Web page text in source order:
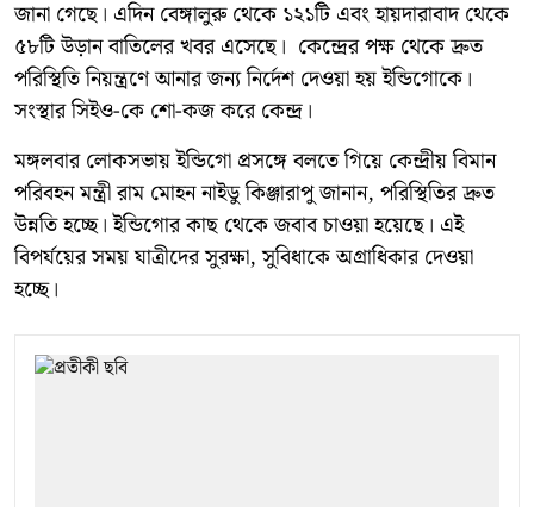
জানা গেছে। এদিন বেঙ্গালুরু থেকে ১২১টি এবং হায়দারাবাদ থেকে
৫৮টি উড়ান বাতিলের খবর এসেছে। কেন্দ্রের পক্ষ থেকে দ্রুত
পরিস্থিতি নিয়ন্ত্রণে আনার জন্য নির্দেশ দেওয়া হয় ইন্ডিগোকে।
সংস্থার সিইও-কে শো-কজ করে কেন্দ্র।
মঙ্গলবার লোকসভায় ইন্ডিগো প্রসঙ্গে বলতে গিয়ে কেন্দ্রীয় বিমান
পরিবহন মন্ত্রী রাম মোহন নাইডু কিঞ্জারাপু জানান, পরিস্থিতির দ্রুত
উন্নতি হচ্ছে। ইন্ডিগোর কাছ থেকে জবাব চাওয়া হয়েছে। এই
বিপর্যয়ের সময় যাত্রীদের সুরক্ষা, সুবিধাকে অগ্রাধিকার দেওয়া
হচ্ছে।